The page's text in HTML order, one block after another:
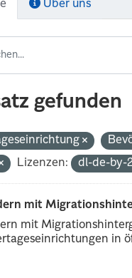
Über uns
gefunden
Lizenzen: dl-de-by-
mit
mit
in